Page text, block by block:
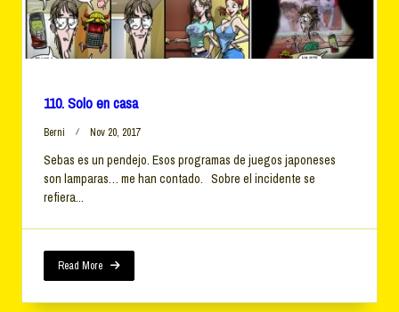
110. Solo en casa
Berni Nov 20, 2017
Sebas es un pendejo. Esos programas de juegos japoneses
son lamparas… me han contado. Sobre el incidente se
refiera...
Read More